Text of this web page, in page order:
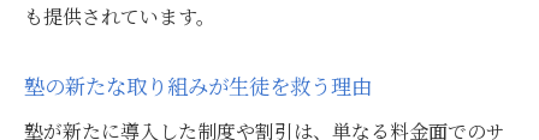
も提供されています。
塾の新たな取り組みが生徒を救う理由
塾が新たに導入した制度や割引は、単なる料金面でのサ